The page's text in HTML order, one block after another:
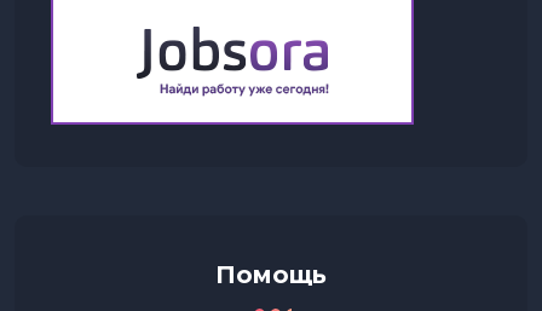
Помощь